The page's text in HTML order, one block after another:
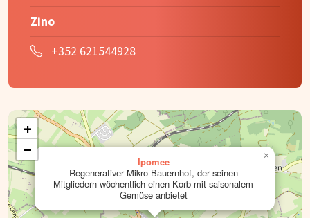
Zino
+352 621544928
Ipomee
Regenerativer Mikro-Bauernhof, der seinen
Mitgliedern wöchentlich einen Korb mit saisonalem
Gemüse anbietet
×
+
−